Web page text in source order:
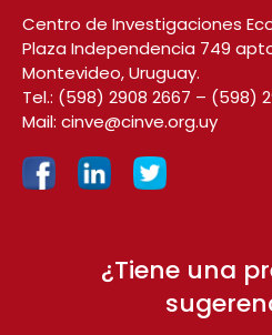
Centro de Investigaciones
Plaza Independencia 749 apto.
Montevideo, Uruguay.
Tel.: (598) 2908 2667 – (598)
Mail: cinve@cinve.org.uy
¿Tiene una